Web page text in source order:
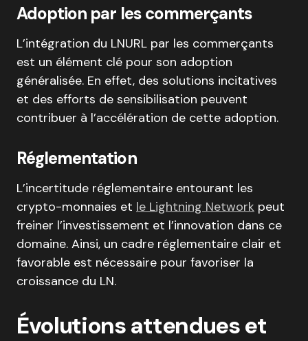
Adoption par les commerçants
L’intégration du LNURL par les commerçants
est un élément clé pour son adoption
généralisée. En effet, des solutions incitatives
et des efforts de sensibilisation peuvent
contribuer à l’accélération de cette adoption.
Réglementation
L’incertitude réglementaire entourant les
crypto-monnaies et le Lightning Network peut
freiner l’investissement et l’innovation dans ce
domaine. Ainsi, un cadre réglementaire clair et
favorable est nécessaire pour favoriser la
croissance du LN.
Évolutions attendues et